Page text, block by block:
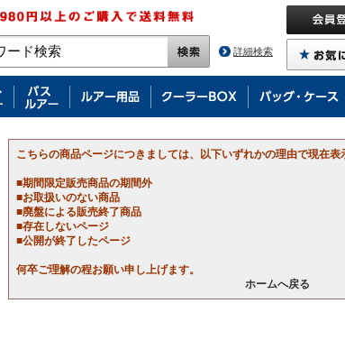
詳細検索
こちらの商品ページにつきましては、以下いずれかの理由で現在表
■期間限定販売商品の期間外
■お取扱いのない商品
■廃盤による販売終了商品
■存在しないページ
■公開が終了したページ
何卒ご理解の程お願い申し上げます。
ホームへ戻る